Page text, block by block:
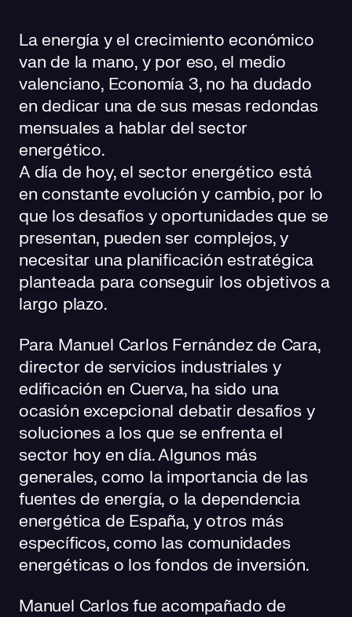
La energía y el crecimiento económico
van de la mano, y por eso, el medio
valenciano, Economía 3, no ha dudado
en dedicar una de sus mesas redondas
mensuales a hablar del sector
energético.
A día de hoy, el sector energético está
en constante evolución y cambio, por lo
que los desafíos y oportunidades que se
presentan, pueden ser complejos, y
necesitar una planificación estratégica
planteada para conseguir los objetivos a
largo plazo.
Para Manuel Carlos Fernández de Cara,
director de servicios industriales y
edificación en Cuerva, ha sido una
ocasión excepcional debatir desafíos y
soluciones a los que se enfrenta el
sector hoy en día. Algunos más
generales, como la importancia de las
fuentes de energía, o la dependencia
energética de España, y otros más
específicos, como las comunidades
energéticas o los fondos de inversión.
Manuel Carlos fue acompañado de